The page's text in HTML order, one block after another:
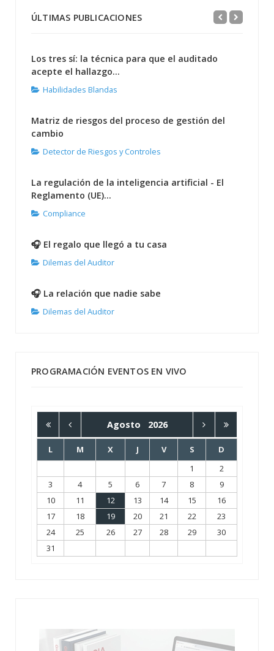
ÚLTIMAS PUBLICACIONES
Los tres sí: la técnica para que el auditado
acepte el hallazgo...
Habilidades Blandas
Matriz de riesgos del proceso de gestión del
cambio
Detector de Riesgos y Controles
La regulación de la inteligencia artificial - El
Reglamento (UE)...
Compliance
🎧 El regalo que llegó a tu casa
Dilemas del Auditor
🎧 La relación que nadie sabe
Dilemas del Auditor
PROGRAMACIÓN EVENTOS EN VIVO
Agosto 2026
L M X J V S
D
1
2
3
4 5 6 7 8
9
10
11 12 13 14 15
16
17
18 19 20 21 22
23
24
25 26 27 28 29
30
31